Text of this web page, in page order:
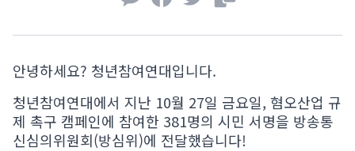
안녕하세요? 청년참여연대입니다.
청년참여연대에서 지난 10월 27일 금요일, 혐오산업 규
제 촉구 캠페인에 참여한 381명의 시민 서명을 방송통
신심의위원회(방심위)에 전달했습니다!